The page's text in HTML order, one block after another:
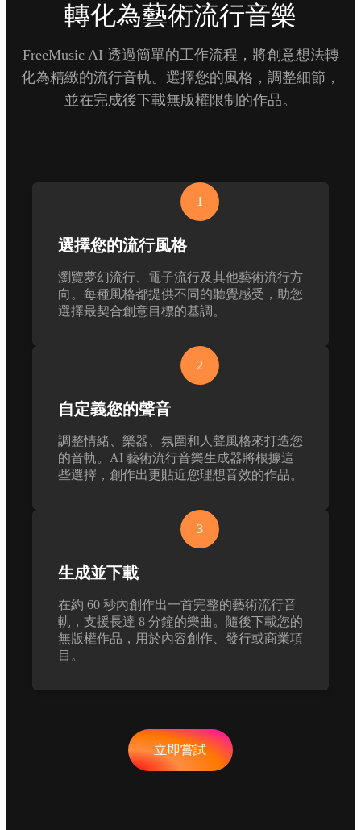
轉化為藝術流行音樂
FreeMusic AI 透過簡單的工作流程，將創意想法轉
化為精緻的流行音軌。選擇您的風格，調整細節，
並在完成後下載無版權限制的作品。
1
選擇您的流行風格
瀏覽夢幻流行、電子流行及其他藝術流行方
向。每種風格都提供不同的聽覺感受，助您
選擇最契合創意目標的基調。
2
自定義您的聲音
調整情緒、樂器、氛圍和人聲風格來打造您
的音軌。AI 藝術流行音樂生成器將根據這
些選擇，創作出更貼近您理想音效的作品。
3
生成並下載
在約 60 秒內創作出一首完整的藝術流行音
軌，支援長達 8 分鐘的樂曲。隨後下載您的
無版權作品，用於內容創作、發行或商業項
目。
立即嘗試